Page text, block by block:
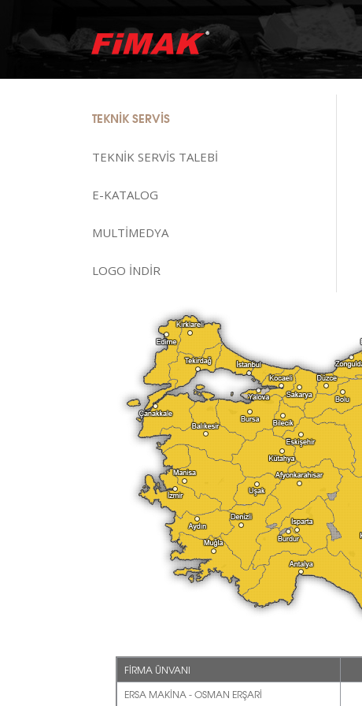
TEKNİK SERVİS
TEKNİK SERVİS TALEBİ
E-KATALOG
MULTİMEDYA
LOGO İNDİR
FİRMA ÜNVANI
ERSA MAKİNA - OSMAN ERŞARİ